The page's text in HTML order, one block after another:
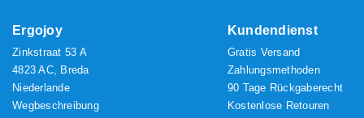
Ergojoy
Zinkstraat 53 A
4823 AC, Breda
Niederlande
Wegbeschreibung
Kundendienst
Gratis Versand
Zahlungsmethoden
90 Tage Rückgaberecht
Kostenlose Retouren